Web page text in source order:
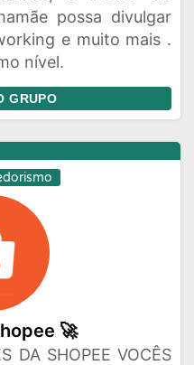
possa divulgar
e muito mais .
nível.
GRUPO
🚀
DA SHOPEE VOCÊS